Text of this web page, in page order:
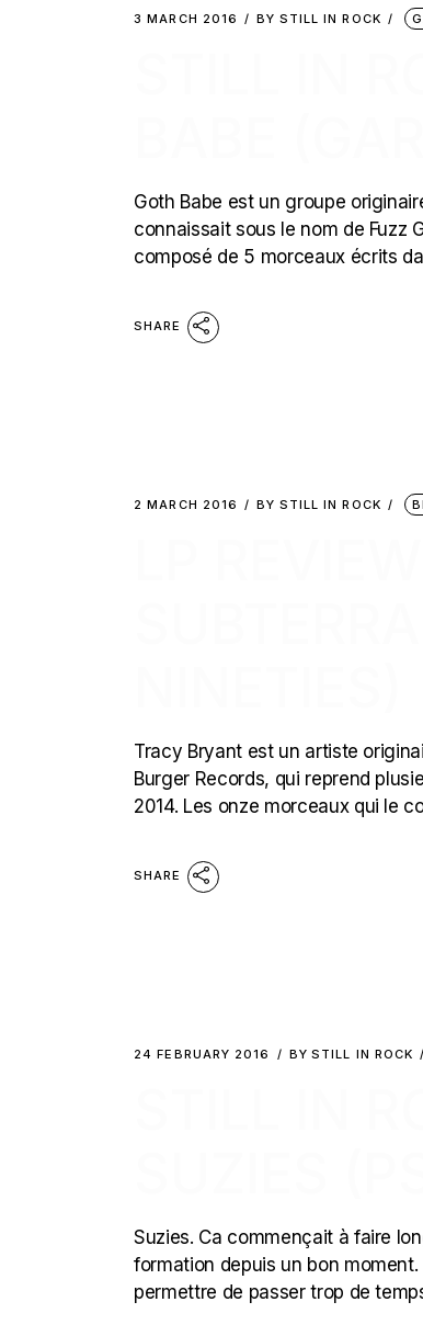
3 MARCH 2016 BY STILL IN ROCK
Goth Babe est un groupe
connaissait sous le nom de Fuzz
composé de 5 morceaux écrits
SHARE
2 MARCH 2016 BY STILL IN ROCK
Tracy Bryant est un artiste
Burger Records, qui reprend
2014. Les onze morceaux qui le
SHARE
24 FEBRUARY 2016 BY STILL IN ROCK
Suzies. Ca commençait à faire
formation depuis un bon
permettre de passer trop de